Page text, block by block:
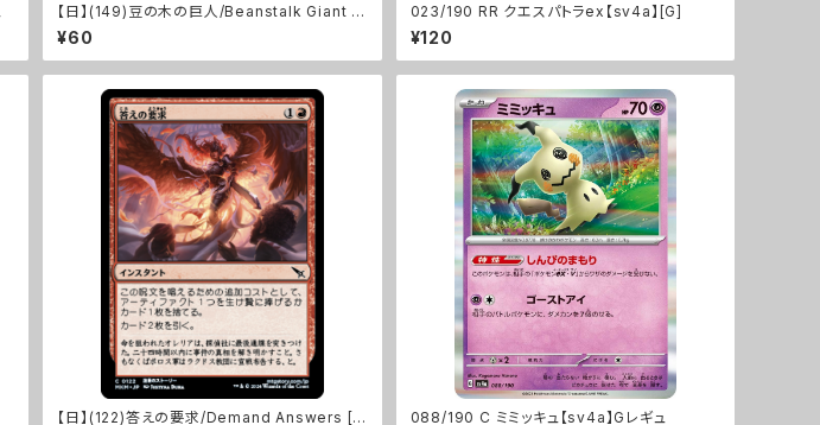
【日】(149)豆の木の巨人/Beanstalk Giant [E
LD]
¥60
023/190 RR クエスパトラex【sv4a】[G]
¥120
【日】(122)答えの要求/Demand Answers [M 088/190 C ミミッキュ【sv4a】Gレギュ